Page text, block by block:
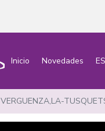
Inicio Novedades
VERGUENZA,LA-